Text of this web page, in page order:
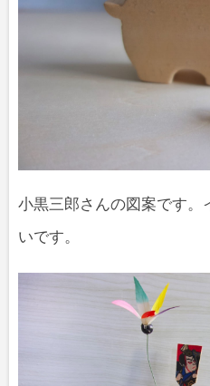
小黒三郎さんの図案です。
いです。